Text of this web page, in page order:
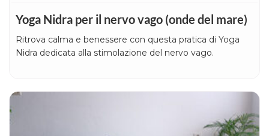
Yoga Nidra per il nervo vago (onde del mare)
Ritrova calma e benessere con questa pratica di Yoga
Nidra dedicata alla stimolazione del nervo vago.